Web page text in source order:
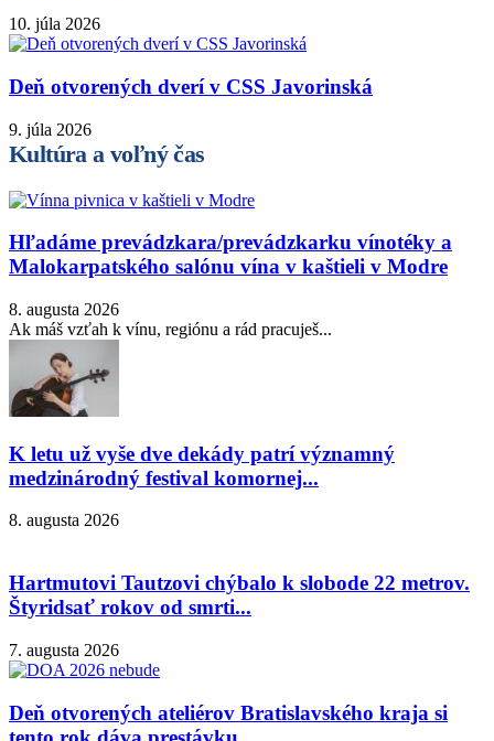
10. júla 2026
Deň otvorených dverí v CSS Javorinská
9. júla 2026
Kultúra a voľný čas
Hľadáme prevádzkara/prevádzkarku vínotéky a
Malokarpatského salónu vína v kaštieli v Modre
8. augusta 2026
Ak máš vzťah k vínu, regiónu a rád pracuješ...
K letu už vyše dve dekády patrí významný
medzinárodný festival komornej...
8. augusta 2026
Hartmutovi Tautzovi chýbalo k slobode 22 metrov.
Štyridsať rokov od smrti...
7. augusta 2026
Deň otvorených ateliérov Bratislavského kraja si